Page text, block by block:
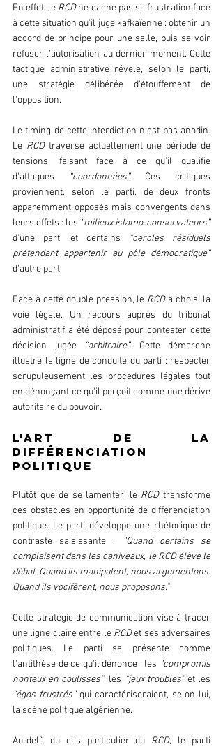
En effet, le RCD ne cache pas sa frustration face
à cette situation qu'il juge kafkaïenne : obtenir un
accord de principe pour une salle, puis se voir
refuser l'autorisation au dernier moment. Cette
tactique administrative révèle, selon le parti,
une stratégie délibérée d'étouffement de
l'opposition.
Le timing de cette interdiction n'est pas anodin.
Le RCD traverse actuellement une période de
tensions, faisant face à ce qu'il qualifie
d'attaques
“coordonnées”. Ces critiques
proviennent, selon le parti, de deux fronts
apparemment opposés mais convergents dans
leurs effets : les
“milieux islamo-conservateurs”
d'une part, et certains
“cercles résiduels
prétendant appartenir au pôle démocratique”
d'autre part.
Face à cette double pression, le RCD a choisi la
voie légale. Un recours auprès du tribunal
administratif a été déposé pour contester cette
décision jugée “arbitraire”. Cette démarche
illustre la ligne de conduite du parti : respecter
scrupuleusement les procédures légales tout
en dénonçant ce qu'il perçoit comme une dérive
autoritaire du pouvoir.
L'art de la
différenciation
politique
Plutôt que de se lamenter, le RCD transforme
ces obstacles en opportunité de différenciation
politique. Le parti développe une rhétorique de
contraste saisissante : “Quand certains se
complaisent dans les caniveaux, le RCD élève le
débat. Quand ils manipulent, nous argumentons.
Quand ils vocifèrent, nous proposons.”
Cette stratégie de communication vise à tracer
une ligne claire entre le RCD et ses adversaires
politiques. Le parti se présente comme
l'antithèse de ce qu'il dénonce : les “compromis
honteux en coulisses”, les “jeux troubles”
“égos frustrés” qui caractériseraient, selon lui,
la scène politique algérienne.
Au-delà du cas particulier du RCD, le parti